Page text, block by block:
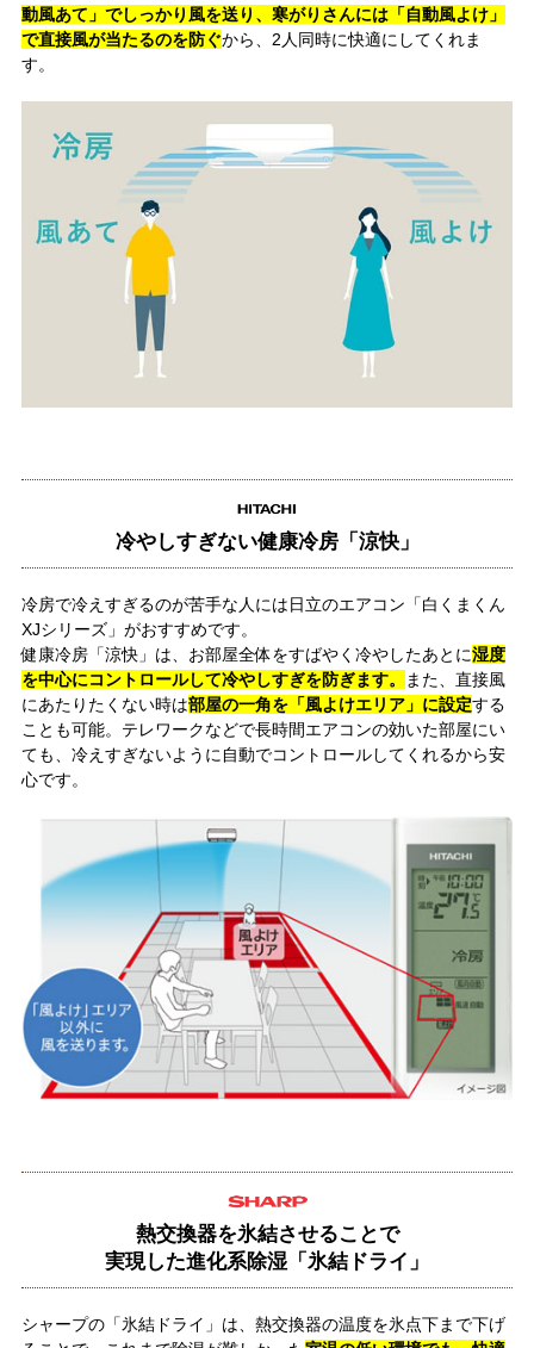
動風あて」でしっかり風を送り、寒がりさんには「自動風よけ」
で直接風が当たるのを防ぐから、2人同時に快適にしてくれま
す。
冷やしすぎない健康冷房「涼快」
冷房で冷えすぎるのが苦手な人には日立のエアコン「白くまくん
XJシリーズ」がおすすめです。
健康冷房「涼快」は、お部屋全体をすばやく冷やしたあとに湿度
を中心にコントロールして冷やしすぎを防ぎます。
また、直接風
にあたりたくない時は部屋の一角を「風よけエリア」に設定する
ことも可能。テレワークなどで長時間エアコンの効いた部屋にい
ても、冷えすぎないように自動でコントロールしてくれるから安
心です。
熱交換器を氷結させることで
実現した進化系除湿「氷結ドライ」
シャープの「氷結ドライ」は、熱交換器の温度を氷点下まで下げ